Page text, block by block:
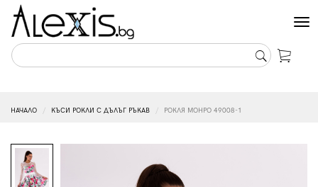
НАЧАЛО КЪСИ РОКЛИ С ДЪЛЪГ РЪКАВ РОКЛЯ МОНРО 49008-1